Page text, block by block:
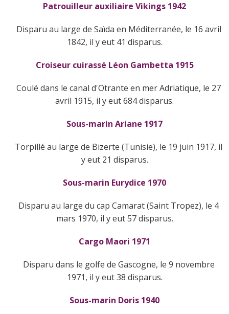
Patrouilleur auxiliaire Vikings 1942
Disparu au large de Saïda en Méditerranée, le 16 avril
1842, il y eut 41 disparus.
Croiseur cuirassé Léon Gambetta 1915
Coulé dans le canal d'Otrante en mer Adriatique, le 27
avril 1915, il y eut 684 disparus.
Sous-marin Ariane 1917
Torpillé au large de Bizerte (Tunisie), le 19 juin 1917, il
y eut 21 disparus.
Sous-marin Eurydice 1970
Disparu au large du cap Camarat (Saint Tropez), le 4
mars 1970, il y eut 57 disparus.
Cargo Maori 1971
Disparu dans le golfe de Gascogne, le 9 novembre
1971, il y eut 38 disparus.
Sous-marin Doris 1940